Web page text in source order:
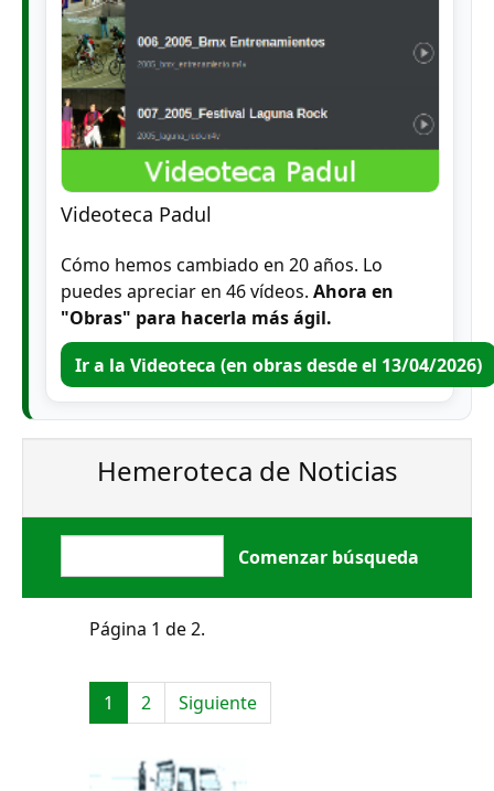
Videoteca Padul
Cómo hemos cambiado en 20 años. Lo
puedes apreciar en 46 vídeos. Ahora en
"Obras" para hacerla más ágil.
Ir a la Videoteca (en obras desde el 13/04/2026)
Hemeroteca de Noticias
Página 1 de 2.
1 2 Siguiente